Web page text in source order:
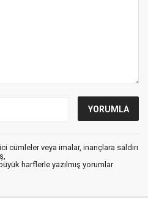
cümleler veya imalar, inançlara saldırı
harflerle yazılmış yorumlar